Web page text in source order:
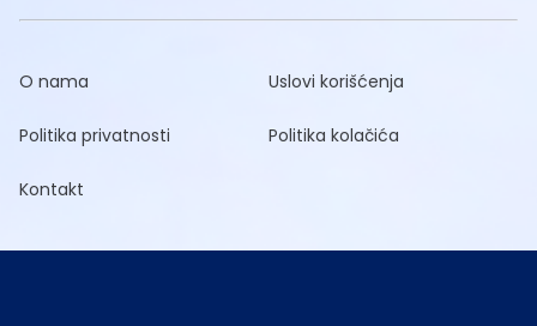
O nama Uslovi korišćenja
Politika privatnosti Politika kolačića
Kontakt